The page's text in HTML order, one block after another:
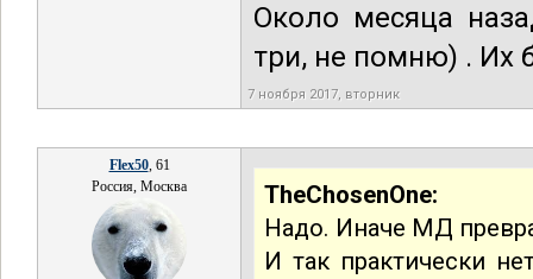
Около месяца
три, не помню) . Их
7 ноября 2017, вторник
Flex50, 61
Россия, Москва
TheChosenOne:
Надо. Иначе МД
И так практически